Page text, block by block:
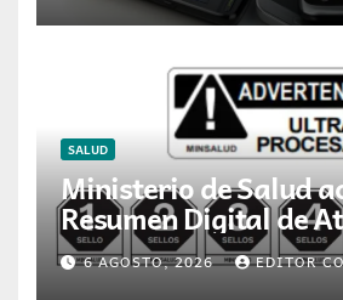
SALUD
Ministerio de Salud
Resumen Digital de
para la dispensación
medicamentos en
6 AGOSTO, 2026 EDITOR